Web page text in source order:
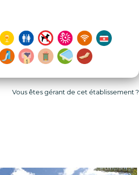
Vous êtes gérant de cet établissement ?